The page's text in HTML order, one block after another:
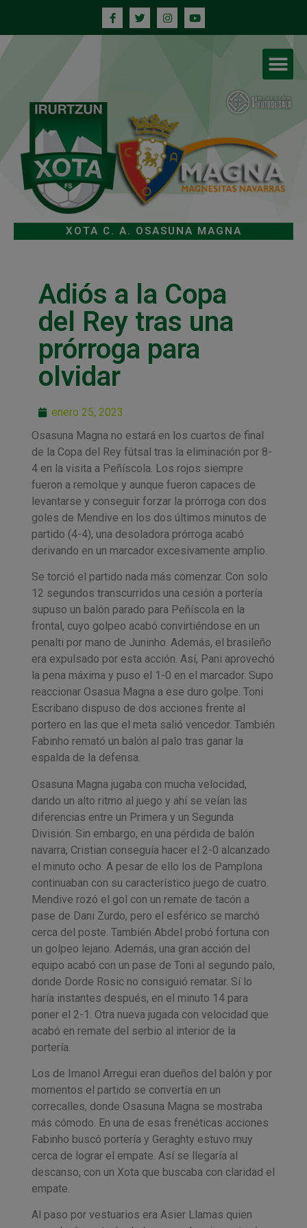
XOTA C. A. OSASUNA MAGNA
Adiós a la Copa
del Rey tras una
prórroga para
olvidar
enero 25, 2023
Osasuna Magna no estará en los cuartos de final
de la Copa del Rey fútsal tras la eliminación por 8-
4 en la visita a Peñíscola. Los rojos siempre
fueron a remolque y aunque fueron capaces de
levantarse y conseguir forzar la prórroga con dos
goles de Mendive en los dos últimos minutos de
partido (4-4), una desoladora prórroga acabó
derivando en un marcador excesivamente amplio.
Se torció el partido nada más comenzar. Con solo
12 segundos transcurridos una cesión a portería
supuso un balón parado para Peñíscola en la
frontal, cuyo golpeo acabó convirtiéndose en un
penalti por mano de Juninho. Además, el brasileño
era expulsado por esta acción. Así, Pani aprovechó
la pena máxima y puso el 1-0 en el marcador. Supo
reaccionar Osasua Magna a ese duro golpe. Toni
Escribano dispuso de dos acciones frente al
portero en las que el meta salió vencedor. También
Fabinho remató un balón al palo tras ganar la
espalda de la defensa.
Osasuna Magna jugaba con mucha velocidad,
dando un alto ritmo al juego y ahí se veían las
diferencias entre un Primera y un Segunda
División. Sin embargo, en una pérdida de balón
navarra, Cristian conseguía hacer el 2-0 alcanzado
el minuto ocho. A pesar de ello los de Pamplona
continuaban con su característico juego de cuatro.
Mendive rozó el gol con un remate de tacón a
pase de Dani Zurdo, pero el esférico se marchó
cerca del poste. También Abdel probó fortuna con
un golpeo lejano. Además, una gran acción del
equipo acabó con un pase de Toni al segundo palo,
donde Dorde Rosic no consiguió rematar. Sí lo
haría instantes después, en el minuto 14 para
poner el 2-1. Otra nueva jugada con velocidad que
acabó en remate del serbio al interior de la
portería.
Los de Imanol Arregui eran dueños del balón y por
momentos el partido se convertía en un
correcalles, donde Osasuna Magna se mostraba
más cómodo. En una de esas frenéticas acciones
Fabinho buscó portería y Geraghty estuvo muy
cerca de lograr el empate. Así se llegaría al
descanso, con un Xota que buscaba con claridad el
empate.
Al paso por vestuarios era Asier Llamas quien